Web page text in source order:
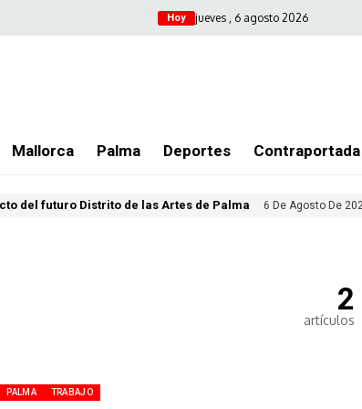
Hoy jueves , 6 agosto 2026
Mallorca Palma Deportes Contraportada
del futuro Distrito de las Artes de Palma 6 De Agosto De
2
artículos
PALMA TRABAJO